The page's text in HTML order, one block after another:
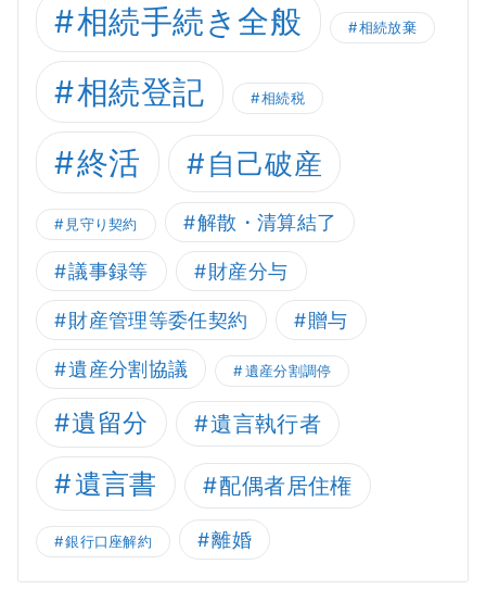
相続手続き全般 相続放棄
相続登記 相続税
終活 自己破産
見守り契約 解散・清算結了
議事録等 財産分与
財産管理等委任契約 贈与
遺産分割協議 遺産分割調停
遺留分 遺言執行者
遺言書 配偶者居住権
銀行口座解約 離婚